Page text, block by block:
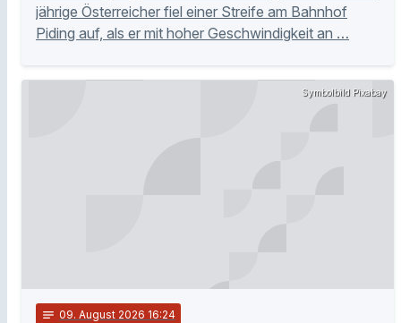
jährige Österreicher fiel einer Streife am Bahnhof
Piding auf, als er mit hoher Geschwindigkeit an …
Symbolbild Pixabay
notes 09. August 2026 16:24